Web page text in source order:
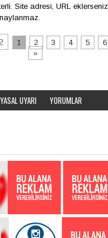
Site adresi, URL eklerseniz
1 2 3 4 5
6
»
YASAL UYARI
YORUMLAR